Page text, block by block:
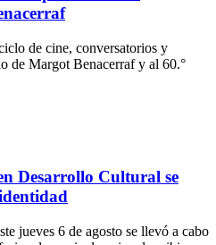
de cine, conversatorios y
de Margot Benacerraf y al 60.°
Desarrollo Cultural se
jueves 6 de agosto se llevó a cabo